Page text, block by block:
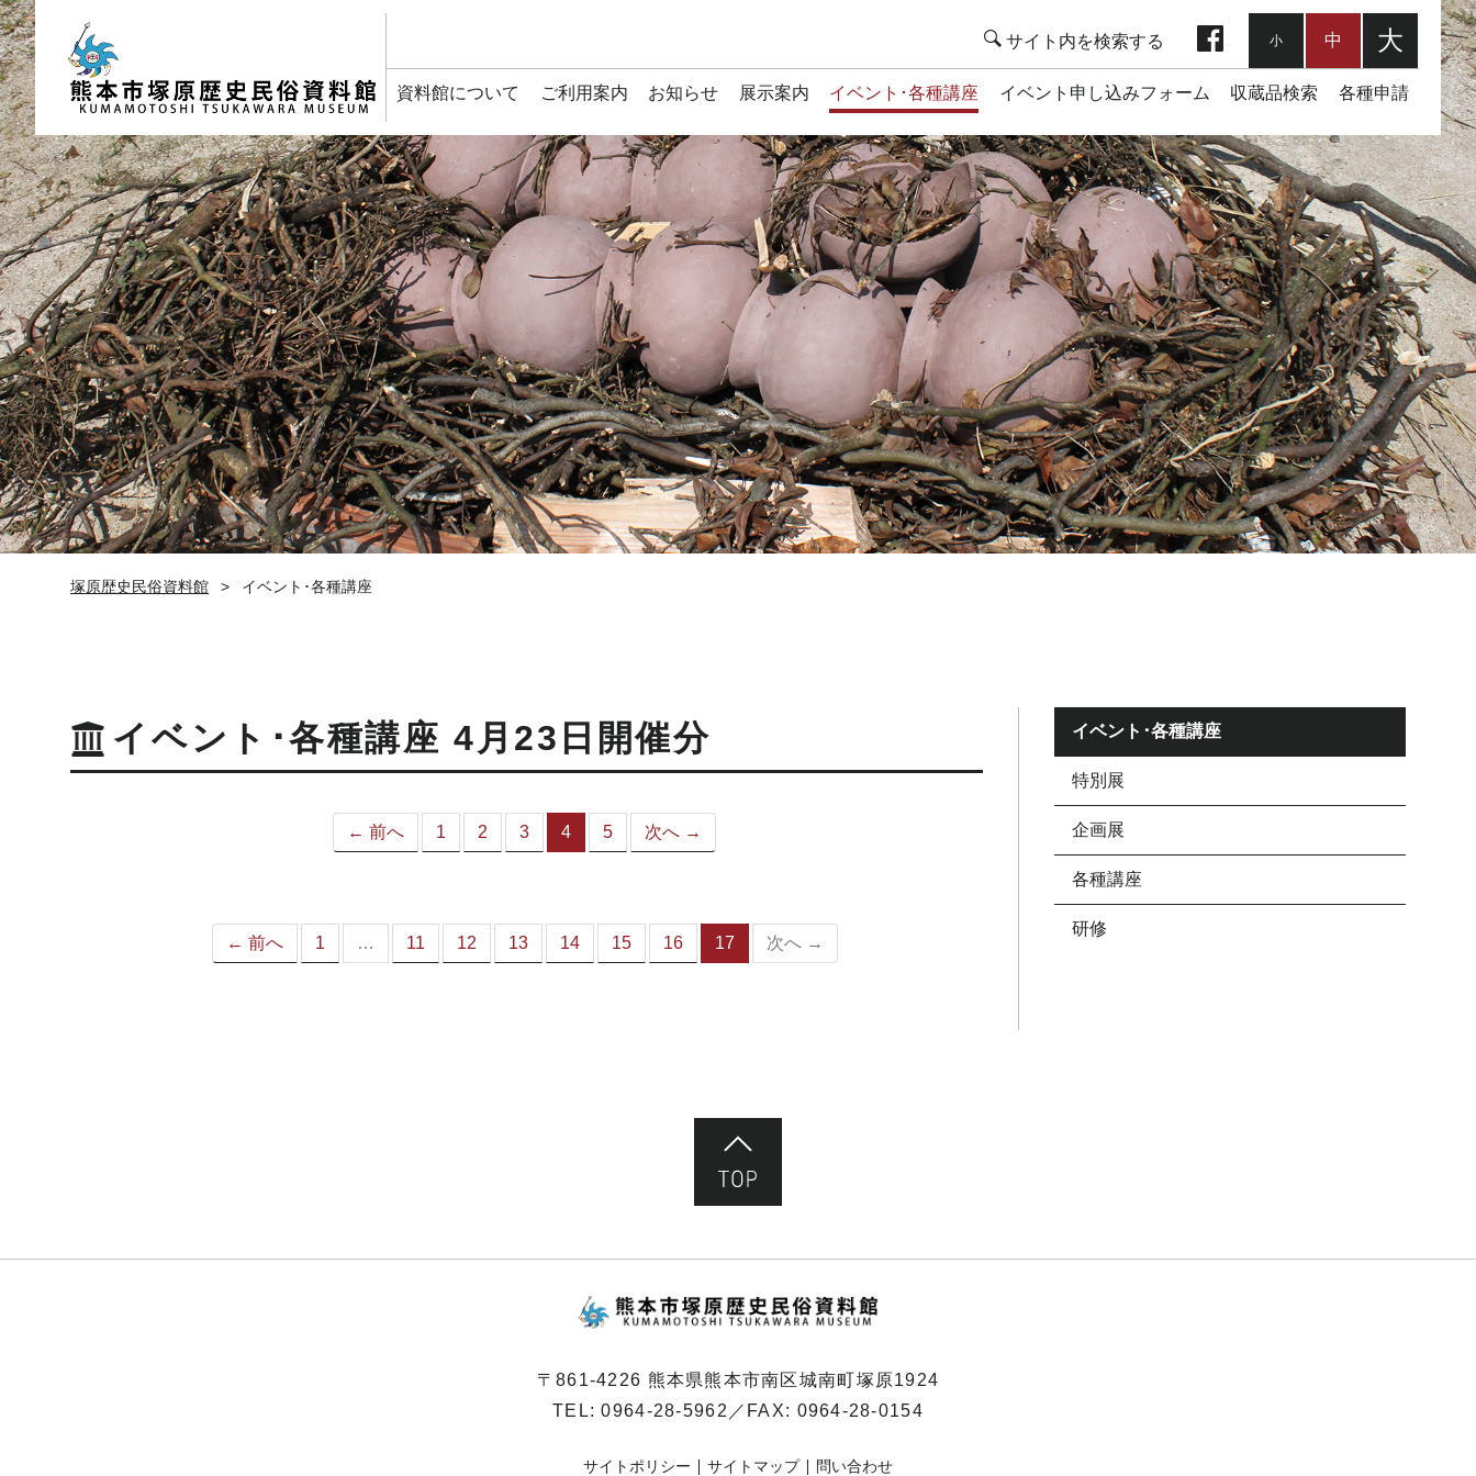
資料館について ご利用案内 お知らせ 展示案内 イベント･各種講座 イベント申し込みフォーム 収蔵品検索 各種申請
小 中 大
塚原歴史民俗資料館 イベント･各種講座
イベント･各種講座 4月23日開催分
← 前へ 1 2 3 4
（こ
ジ）
5 次へ →
← 前へ 1 … 11 12 13 14 15 16 17
（こ次へ →
イベント･各種講座
特別展
企画展
各種講座
研修
〒861-4226 熊本県熊本市南区城南町塚原1924
TEL:0964-28-5962 ／FAX: 0964-28-0154
サイトポリシー サイトマップ 問い合わせ